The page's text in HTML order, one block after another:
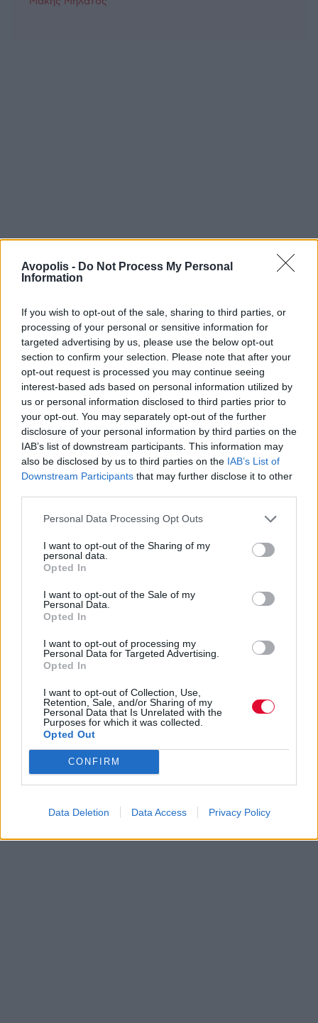
Avopolis - Do Not Process My Personal
Information
If you wish to opt-out of the sale, sharing to third parties, or
processing of your personal or sensitive information for
targeted advertising by us, please use the below opt-out
section to confirm your selection. Please note that after your
opt-out request is processed you may continue seeing
interest-based ads based on personal information utilized by
us or personal information disclosed to third parties prior to
your opt-out. You may separately opt-out of the further
disclosure of your personal information by third parties on the
IAB’s list of downstream participants. This information may
also be disclosed by us to third parties on the IAB’s List of
Downstream Participants that may further disclose it to other
Personal Data Processing Opt Outs
I want to opt-out of the Sharing of my
personal data.
Opted In
I want to opt-out of the Sale of my
Personal Data.
Opted In
I want to opt-out of processing my
Personal Data for Targeted Advertising.
Opted In
I want to opt-out of Collection, Use,
Retention, Sale, and/or Sharing of my
Personal Data that Is Unrelated with the
Purposes for which it was collected.
Opted Out
CONFIRM
Data Deletion Data Access Privacy Policy